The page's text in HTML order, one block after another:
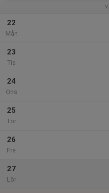
22
Mån
23
Tis
24
Ons
25
Tor
26
Fre
27
Lör